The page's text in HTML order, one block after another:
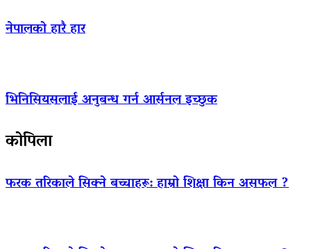
नेपालको हारै हार
भिनिसियसलाई अनुबन्ध गर्न आर्सनल इच्छुक
कोपिला
फरक तरिकाले सिक्ने बच्चाहरू: हाम्रो शिक्षा किन असफल ?